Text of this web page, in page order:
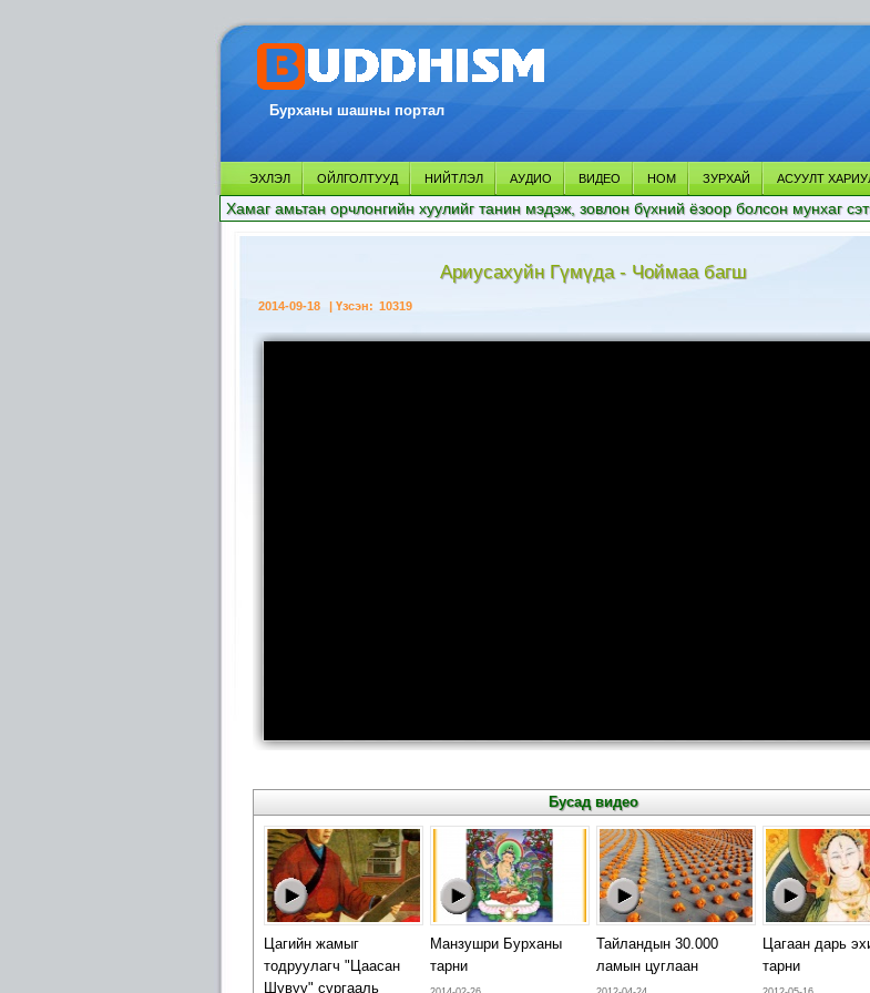
Бурханы шашны портал
ЭХЛЭЛ ОЙЛГОЛТУУД НИЙТЛЭЛ АУДИО ВИДЕО НОМ ЗУРХАЙ АСУУЛТ
Хамаг амьтан орчлонгийн хуулийг танин мэдэж, зовлон бүхний ёзоор болсон мунхаг
Ариусахуйн Гүмүда - Чоймаа багш
2014-09-18 | Үзсэн: 10319
Бусад видео
Цагийн жамыг
тодруулагч "Цаасан
Шувуу" сургааль
Манзушри Бурханы
тарни
Тайландын 30.000
ламын цуглаан
Цагаан дарь
тарни